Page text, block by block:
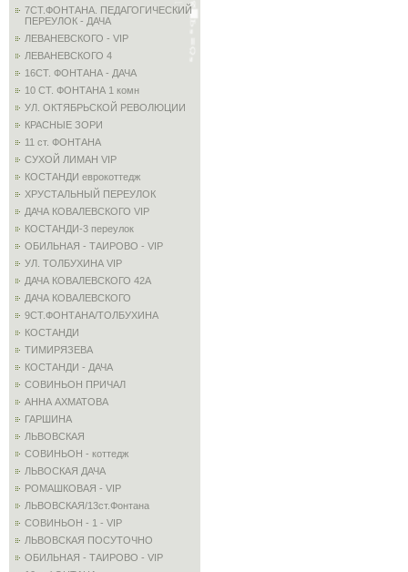
7СТ.ФОНТАНА. ПЕДАГОГИЧЕСКИЙ
ПЕРЕУЛОК - ДАЧА
ЛЕВАНЕВСКОГО - VIP
ЛЕВАНЕВСКОГО 4
16СТ. ФОНТАНА - ДАЧА
10 СТ. ФОНТАНА 1 комн
УЛ. ОКТЯБРЬСКОЙ РЕВОЛЮЦИИ
КРАСНЫЕ ЗОРИ
11 ст. ФОНТАНА
СУХОЙ ЛИМАН VIP
КОСТАНДИ еврокоттедж
ХРУСТАЛЬНЫЙ ПЕРЕУЛОК
ДАЧА КОВАЛЕВСКОГО VIP
КОСТАНДИ-3 переулок
ОБИЛЬНАЯ - ТАИРОВО - VIP
УЛ. ТОЛБУХИНА VIP
ДАЧА КОВАЛЕВСКОГО 42А
ДАЧА КОВАЛЕВСКОГО
9СТ.ФОНТАНА/ТОЛБУХИНА
КОСТАНДИ
ТИМИРЯЗЕВА
КОСТАНДИ - ДАЧА
СОВИНЬОН ПРИЧАЛ
АННА АХМАТОВА
ГАРШИНА
ЛЬВОВСКАЯ
СОВИНЬОН - коттедж
ЛЬВОСКАЯ ДАЧА
РОМАШКОВАЯ - VIP
ЛЬВОВСКАЯ/13ст.Фонтана
СОВИНЬОН - 1 - VIP
ЛЬВОВСКАЯ ПОСУТОЧНО
ОБИЛЬНАЯ - ТАИРОВО - VIP